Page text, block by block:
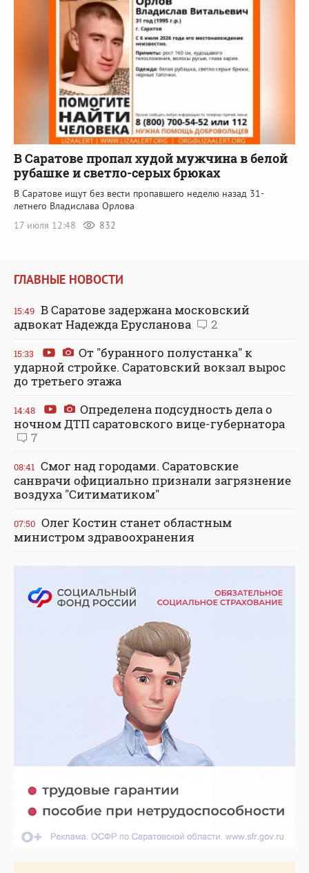
В Саратове пропал худой мужчина в белой
рубашке и светло-серых брюках
В Саратове ищут без вести пропавшего неделю назад 31-
летнего Владислава Орлова
17 июля 12:48
832
ГЛАВНЫЕ НОВОСТИ
15:49 В Саратове задержана московский
адвокат Надежда Ерусланова
2
15:33
От "буранного полустанка" к
ударной стройке. Саратовский вокзал вырос
до третьего этажа
14:48
Определена подсудность дела о
ночном ДТП саратовского вице-губернатора
7
08:41 Смог над городами. Саратовские
санврачи официально признали загрязнение
воздуха "Ситиматиком"
07:50 Олег Костин станет областным
министром здравоохранения